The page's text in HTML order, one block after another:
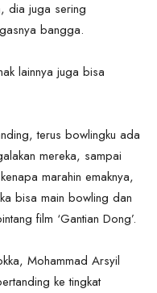
dia juga sering
bangga.
lainnya juga bisa
terus bowlingku ada
mereka, sampai
marahin emaknya,
bisa main bowling dan
film ‘Gantian Dong’.
Mohammad Arsyil
ke tingkat